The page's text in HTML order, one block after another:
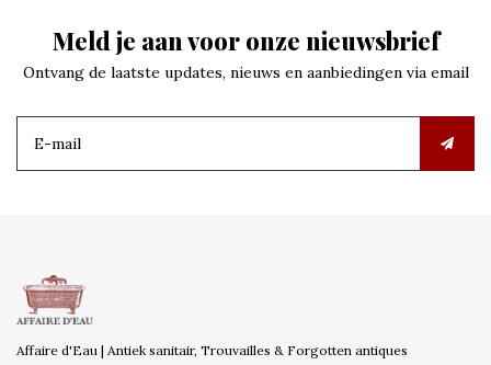
Meld je aan voor onze nieuwsbrief
Ontvang de laatste updates, nieuws en aanbiedingen via email
Affaire d'Eau | Antiek sanitair, Trouvailles & Forgotten antiques